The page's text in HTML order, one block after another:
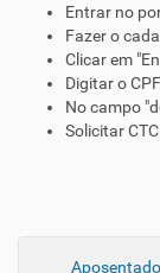
Entrar no
Fazer o
Clicar em
Digitar o
No campo
Solicitar